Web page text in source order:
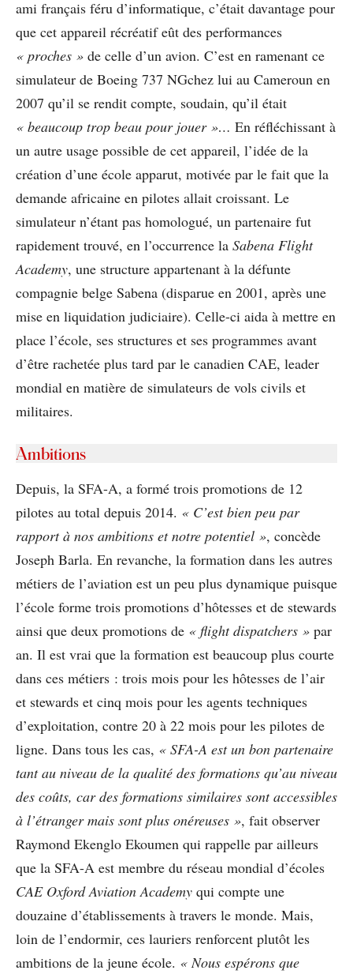
ami français féru d’informatique, c’était davantage pour
que cet appareil récréatif eût des performances
« proches » de celle d’un avion. C’est en ramenant ce
simulateur de Boeing 737 NGchez lui au Cameroun en
2007 qu’il se rendit compte, soudain, qu’il était
« beaucoup trop beau pour jouer »… En réfléchissant à
un autre usage possible de cet appareil, l’idée de la
création d’une école apparut, motivée par le fait que la
demande africaine en pilotes allait croissant. Le
simulateur n’étant pas homologué, un partenaire fut
rapidement trouvé, en l’occurrence la Sabena Flight
Academy, une structure appartenant à la défunte
compagnie belge Sabena (disparue en 2001, après une
mise en liquidation judiciaire). Celle-ci aida à mettre en
place l’école, ses structures et ses programmes avant
d’être rachetée plus tard par le canadien CAE, leader
mondial en matière de simulateurs de vols civils et
militaires.
Ambitions
Depuis, la SFA-A, a formé trois promotions de 12
pilotes au total depuis 2014. « C’est bien peu par
rapport à nos ambitions et notre potentiel », concède
Joseph Barla. En revanche, la formation dans les autres
métiers de l’aviation est un peu plus dynamique puisque
l’école forme trois promotions d’hôtesses et de stewards
ainsi que deux promotions de « flight dispatchers » par
an. Il est vrai que la formation est beaucoup plus courte
dans ces métiers : trois mois pour les hôtesses de l’air
et stewards et cinq mois pour les agents techniques
d’exploitation, contre 20 à 22 mois pour les pilotes de
ligne. Dans tous les cas, « SFA-A est un bon partenaire
tant au niveau de la qualité des formations qu’au niveau
des coûts, car des formations similaires sont accessibles
à l’étranger mais sont plus onéreuses », fait observer
Raymond Ekenglo Ekoumen qui rappelle par ailleurs
que la SFA-A est membre du réseau mondial d’écoles
CAE Oxford Aviation Academy qui compte une
douzaine d’établissements à travers le monde. Mais,
loin de l’endormir, ces lauriers renforcent plutôt les
ambitions de la jeune école. « Nous espérons que